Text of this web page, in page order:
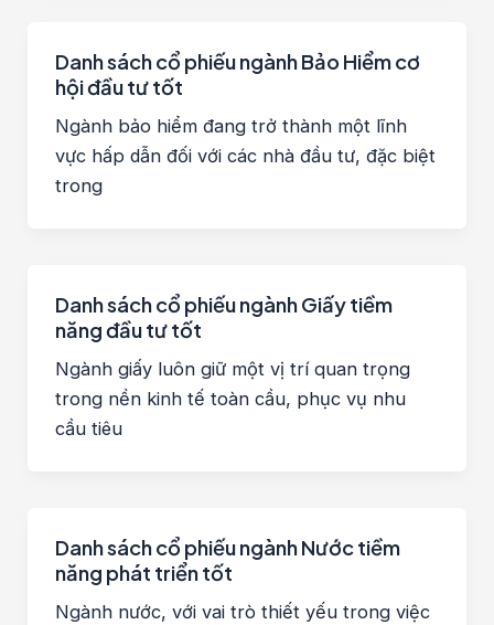
Danh sách cổ phiếu ngành Bảo Hiểm cơ
hội đầu tư tốt
Ngành bảo hiểm đang trở thành một lĩnh
vực hấp dẫn đối với các nhà đầu tư, đặc biệt
trong
Danh sách cổ phiếu ngành Giấy tiềm
năng đầu tư tốt
Ngành giấy luôn giữ một vị trí quan trọng
trong nền kinh tế toàn cầu, phục vụ nhu
cầu tiêu
Danh sách cổ phiếu ngành Nước tiềm
năng phát triển tốt
Ngành nước, với vai trò thiết yếu trong việc